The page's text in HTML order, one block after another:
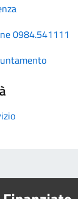
0984.541111